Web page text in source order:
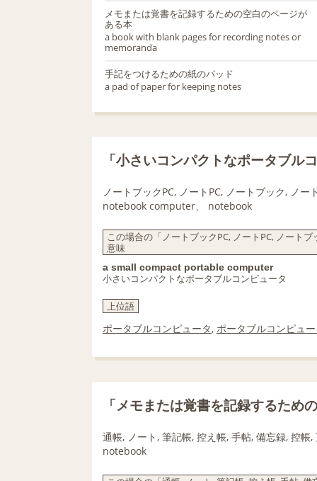
メモまたは覚書を記録するための空白のページが
ある本
a book with blank pages for recording notes or
memoranda
手記をつけるための紙のパッド
a pad of paper for keeping notes
「小さいコンパクトなポータブル
ノートブックPC, ノートPC, ノートブック, ノ
notebook computer、 notebook
この場合の「ノートブックPC, ノートPC, ノート
意味
a small compact portable computer
小さいコンパクトなポータブルコンピュータ
上位語
ポータブルコンピュータ, ポータブルコンピュ
「メモまたは覚書を記録するため
通帳, ノート, 筆記帳, 控え帳, 手帖, 備忘録, 控
notebook